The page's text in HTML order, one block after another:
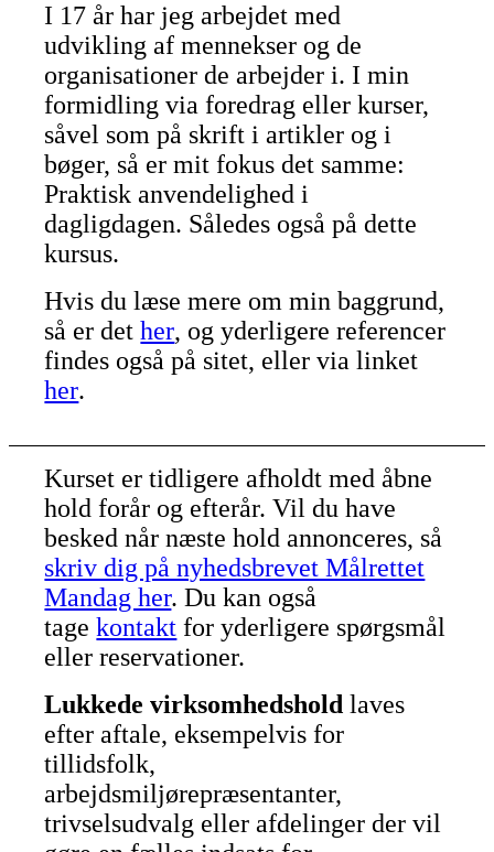
I 17 år har jeg arbejdet med
udvikling af mennekser og de
organisationer de arbejder i. I min
formidling via foredrag eller kurser,
såvel som på skrift i artikler og i
bøger, så er mit fokus det samme:
Praktisk anvendelighed i
dagligdagen. Således også på dette
kursus.
Hvis du læse mere om min baggrund,
så er dether, og yderligere referencer
findes også på sitet, eller via linket
her.
Kurset er tidligere afholdt med åbne
hold forår og efterår. Vil du have
besked når næste hold annonceres, så
skriv dig på nyhedsbrevet Målrettet
Mandag her. Du kan også
tagekontakt for yderligere spørgsmål
eller reservationer.
Lukkede virksomhedsholdlaves
efter aftale, eksempelvis for
tillidsfolk,
arbejdsmiljørepræsentanter,
trivselsudvalg eller afdelinger der vil